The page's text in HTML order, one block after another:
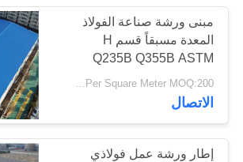
عوارض الفولاذ
الهيكلي
17
مبنى ورشة صناعة الفولاذ
المعدة مسبقاً قسم H
Q235B Q355B ASTM
A36
الاتصال
إطار ورشة عمل فولاذي